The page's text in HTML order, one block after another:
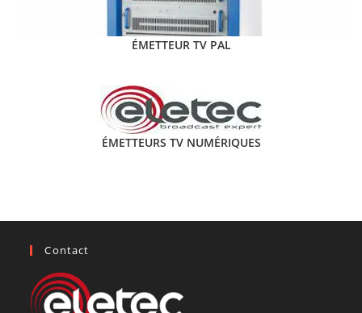
ÉMETTEUR TV PAL
ÉMETTEURS TV NUMÉRIQUES
Contact